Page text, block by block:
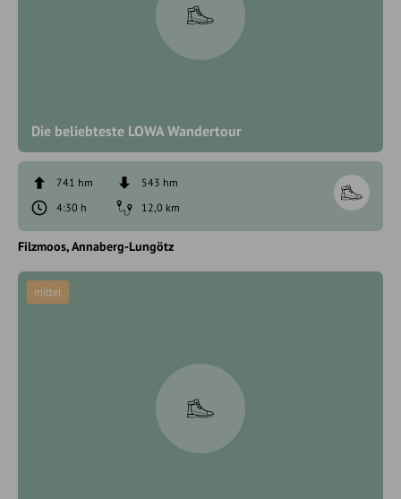
Die beliebteste LOWA Wandertour
741 hm
543 hm
4:30 h
12,0 km
Filzmoos Annaberg-Lungötz
mittel